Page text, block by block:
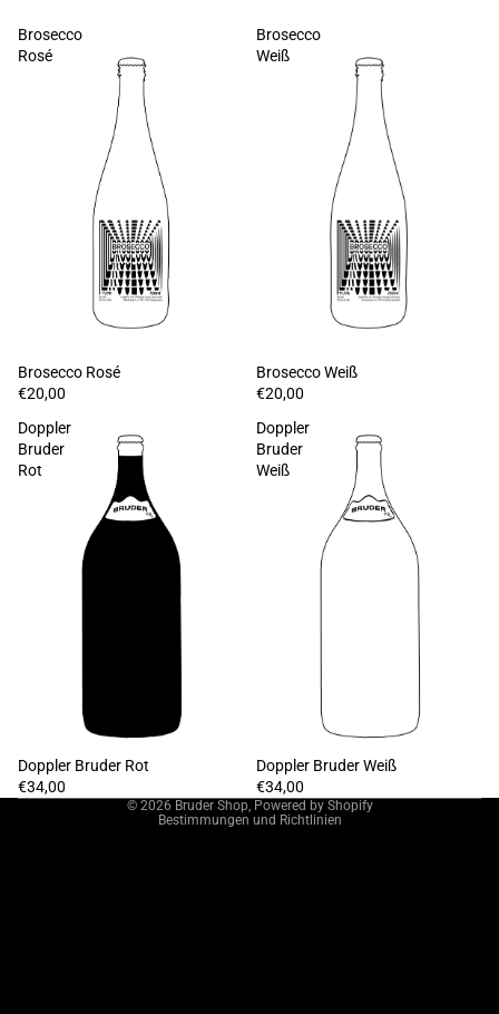
Brosecco
Rosé
Brosecco Rosé
€20,00
Brosecco
Weiß
Brosecco Weiß
€20,00
Doppler
Bruder
Rot
Doppler Bruder Rot
€34,00
Doppler
Bruder
Weiß
Doppler Bruder Weiß
€34,00
© 2026 Bruder Shop, Powered by Shopify
Bestimmungen und Richtlinien